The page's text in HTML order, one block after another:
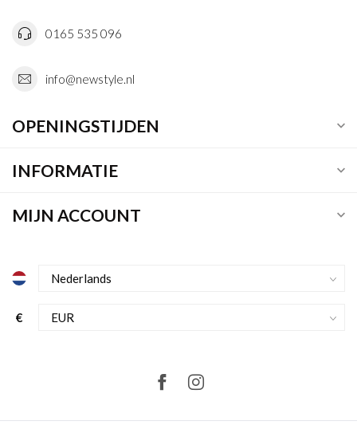
0165 535 096
info@newstyle.nl
OPENINGSTIJDEN
INFORMATIE
MIJN ACCOUNT
€